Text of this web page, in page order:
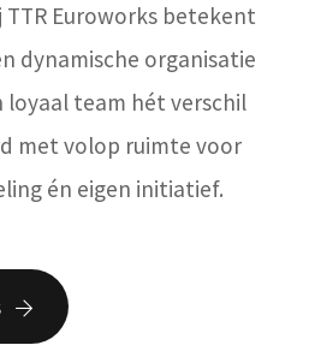
Euroworks betekent
dynamische organisatie
loyaal team hét verschil
met volop ruimte voor
én eigen initiatief.